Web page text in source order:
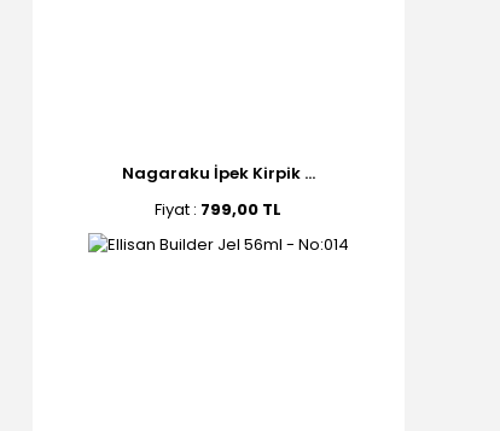
Nagaraku İpek Kirpik ...
Fiyat : 799,00 TL